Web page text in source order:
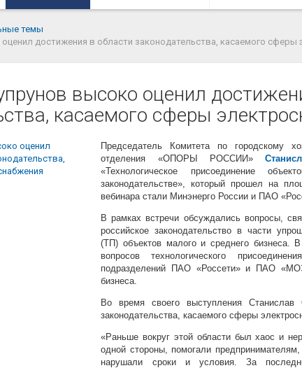
темы
достижения в области законодательства, касаемого сферы
высоко оценил
касаемого сферы
Председатель Комитета по городскому
отделения «ОПОРЫ РОССИИ»
«Технологическое присоединение
законодательстве», который прошел на
вебинара стали Минэнерго России и ПАО
В рамках встречи обсуждались вопросы,
российское законодательство в части
(ТП) объектов малого и среднего бизнеса.
вопросов технологического
подразделений ПАО «Россети» и ПАО
бизнеса.
Во время своего выступления
законодательства, касаемого сферы
«Раньше вокруг этой области был хаос и
одной стороны, помогали
нарушали сроки и условия. За